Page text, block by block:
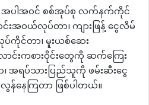
အပါအဝင် စစ်အုပ်စု လက်နက်ကိုင်
အဝယ်လုပ်တာ၊ ကျားဖြန့် ငွေလိမ်
ပ်ကိုင်တာ၊ မူးယစ်ဆေး
င်းကစားဝိုင်းတွေကို ဆက်ကြေး
အရပ်သားပြည်သူကို ဖမ်းဆီးငွေ
နေကြတာ ဖြစ်ပါတယ်။